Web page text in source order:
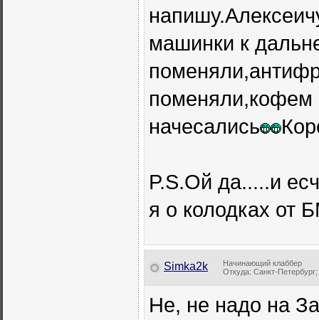
машинки к
поменяли,кофем
начесались
P.S.Ой да.....и
я о колодках от
Simka2k
Начинающий клаббер
Откуда: Санкт-
Не, не надо на